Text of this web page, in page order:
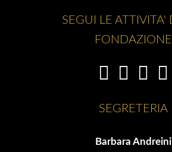
SEGUI LE ATTIVITA'
FONDAZIONE
SEGRETERIA
Barbara Andreini